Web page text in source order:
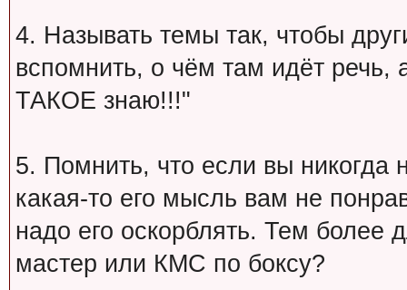
4. Называть темы так, чтобы
вспомнить, о чём там идёт речь,
ТАКОЕ знаю!!!"
5. Помнить, что если вы никогда
какая-то его мысль вам не
надо его оскорблять. Тем более
мастер или КМС по боксу?